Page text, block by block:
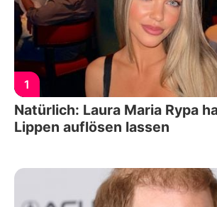
1
Natürlich: Laura Maria Rypa
Lippen auflösen lassen